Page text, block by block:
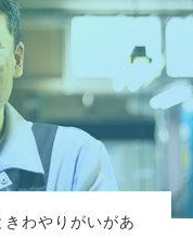
わやりがいがあ